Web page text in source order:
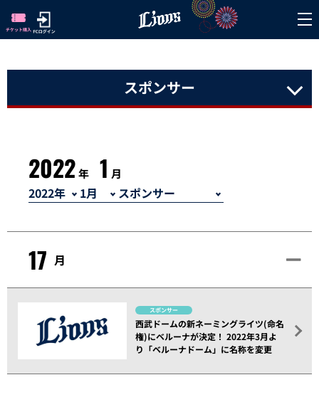
スポンサー
2022年 1 月
17 月
スポンサー
西武ドームの新ネーミングライツ(命名
権)にベルーナが決定！ 2022年3月よ
り「ベルーナドーム」に名称を変更